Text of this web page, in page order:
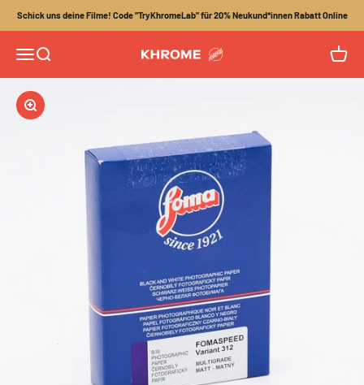
Schick uns deine Filme! Code "TryKhromeLab" für 20% Neukund*innen Rabatt Online
MenüSuche Khrome
Bild vergrößern